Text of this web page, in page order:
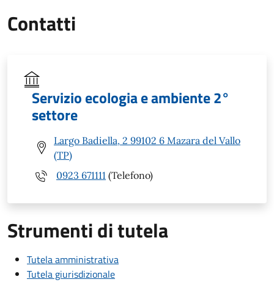
Contatti
Servizio ecologia e ambiente 2°
settore
Largo Badiella, 2 99102 6 Mazara del Vallo
(TP)
0923 671111 (Telefono)
Strumenti di tutela
Tutela amministrativa
Tutela giurisdizionale